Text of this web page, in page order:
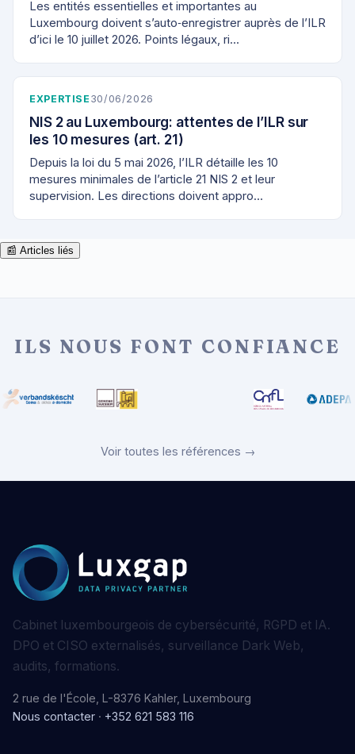
Les entités essentielles et importantes au
Luxembourg doivent s’auto‑enregistrer auprès de l’ILR
d’ici le 10 juillet 2026. Points légaux, ri…
EXPERTISE 30/06/2026
NIS 2 au Luxembourg: attentes de l’ILR sur
les 10 mesures (art. 21)
Depuis la loi du 5 mai 2026, l’ILR détaille les 10
mesures minimales de l’article 21 NIS 2 et leur
supervision. Les directions doivent appro…
📰 Articles liés
ILS NOUS FONT CONFIANCE
Voir toutes les références →
Cabinet luxembourgeois de cybersécurité, RGPD et IA.
DPO et CISO externalisés, surveillance Dark Web,
audits, formations.
2 rue de l'École, L-8376 Kahler, Luxembourg
Nous contacter · +352 621 583 116